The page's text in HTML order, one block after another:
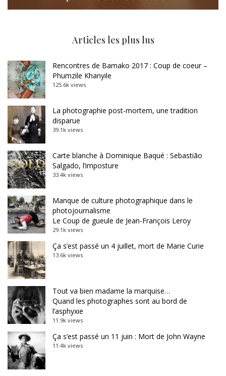
Articles les plus lus
Rencontres de Bamako 2017 : Coup de coeur –
Phumzile Khanyile
125.6k views
La photographie post-mortem, une tradition
disparue
39.1k views
Carte blanche à Dominique Baqué : Sebastião
Salgado, l’imposture
33.4k views
Manque de culture photographique dans le
photojournalisme
Le Coup de gueule de Jean-François Leroy
29.1k views
Ça s’est passé un 4 juillet, mort de Marie Curie
13.6k views
Tout va bien madame la marquise…
Quand les photographes sont au bord de
l’asphyxie
11.9k views
Ça s’est passé un 11 juin : Mort de John Wayne
11.4k views